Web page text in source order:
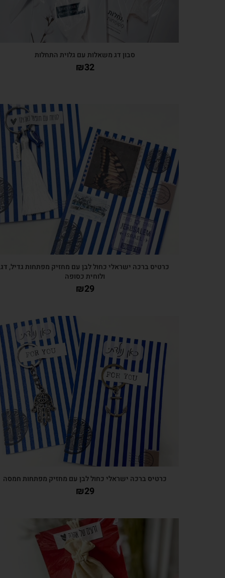
סבון דג משאלות עם גלוית התחלות
₪32
צפייה מהירה
כרטיס ברכה ישראלי כחול לבן עם מחזיק מפתחות גדיל, דג
ולוחית כסופה
₪29
צפייה מהירה
כרטיס ברכה ישראלי כחול לבן עם מחזיק מפתחות חמסה
₪29
צפייה מהירה